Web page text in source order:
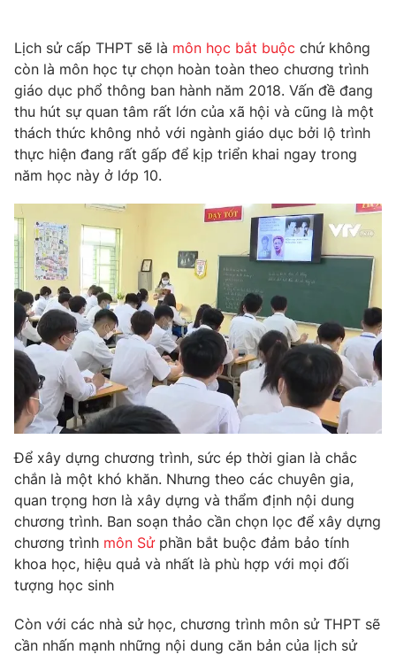
Thị trường
Góc doanh nghiệp
Truyền hình
Phim VTV
Hậu trường
Nhân vật
Khán giả
Giải sao mai
Giải trí
Điện ảnh
Sao
Đời sống
Du lịch
Làm đẹp
Chất lượng cuộc sống
Giáo dục
Tuyển sinh
Học trực tuyến
Công nghệ
Hitech Công nghệ tương lai
Sản phẩm
Thị trường
Tư vấn
Giao lưu trực tuyến
Lịch phát sóng
Emagazine Podcast
Photo Infographic
Video
VTV Money VTV Thể thao
Lịch sử cấp THPT sẽ là môn học bắt buộc chứ không
còn là môn học tự chọn hoàn toàn theo chương trình
giáo dục phổ thông ban hành năm 2018. Vấn đề đang
thu hút sự quan tâm rất lớn của xã hội và cũng là một
thách thức không nhỏ với ngành giáo dục bởi lộ trình
thực hiện đang rất gấp để kịp triển khai ngay trong
năm học này ở lớp 10.
Để xây dựng chương trình, sức ép thời gian là chắc
chắn là một khó khăn. Nhưng theo các chuyên gia,
quan trọng hơn là xây dựng và thẩm định nội dung
chương trình. Ban soạn thảo cần chọn lọc để xây dựng
chương trình môn Sửphần bắt buộc đảm bảo tính
khoa học, hiệu quả và nhất là phù hợp với mọi đối
tượng học sinh
Còn với các nhà sử học, chương trình môn sử THPT sẽ
cần nhấn mạnh những nội dung căn bản của lịch sử